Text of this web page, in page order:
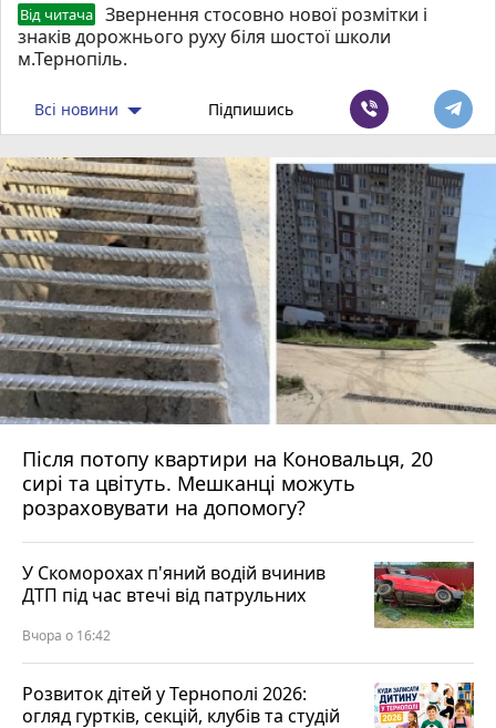
Від читача
Звернення стосовно нової розмітки і
знаків дорожнього руху біля шостої школи
м.Тернопіль.
Всі новини Підпишись
Після потопу квартири на Коновальця, 20
сирі та цвітуть. Мешканці можуть
розраховувати на допомогу?
У Скоморохах п'яний водій вчинив
ДТП під час втечі від патрульних
Вчора о 16:42
Розвиток дітей у Тернополі 2026:
огляд гуртків, секцій, клубів та студій